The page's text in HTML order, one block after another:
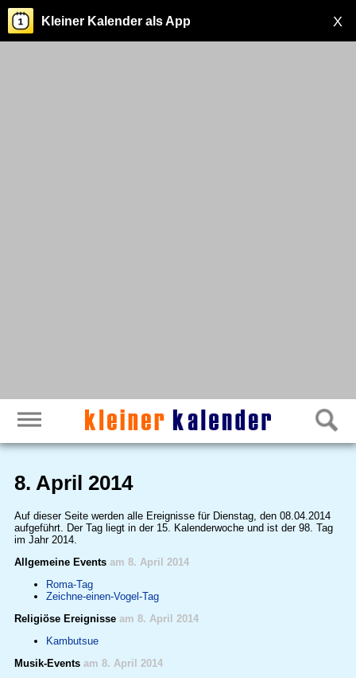
X
Kleiner Kalender als App
8. April 2014
Auf dieser Seite werden alle Ereignisse für Dienstag, den 08.04.2014
aufgeführt. Der Tag liegt in der 15. Kalenderwoche und ist der 98. Tag
im Jahr 2014.
Allgemeine Events am 8. April 2014
Roma-Tag
Zeichne-einen-Vogel-Tag
Religiöse Ereignisse am 8. April 2014
Kambutsue
Musik-Events am 8. April 2014